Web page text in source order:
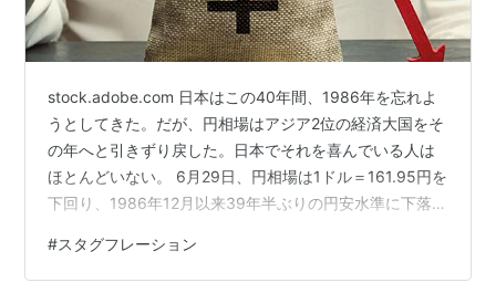
stock.adobe.com 日本はこの40年間、1986年を忘れよ
うとしてきた。だが、円相場はアジア2位の経済大国をそ
の年へと引きずり戻した。日本でそれを喜んでいる人は
ほとんどいない。 6月29日、円相場は1ドル＝161.95円を
下回り、1986年12月以来39年半ぶりの円安水準に下落し
『ガン・ホー』や、トム・クルーズの出世作となったオ
リジナルの『トップガン』が劇場公開された年だ。当
#スタグフレーション